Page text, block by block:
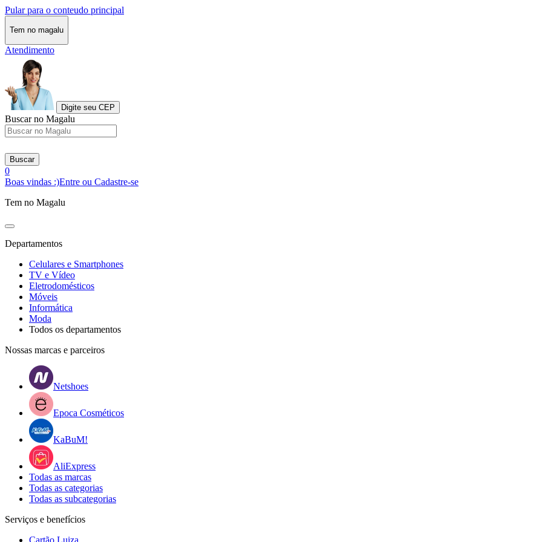
Pular para o conteudo principal
Tem no magalu
Atendimento
Digite seu CEP
Buscar no Magalu
Buscar
0
Boas vindas :)Entre ou Cadastre-se
Tem no Magalu
Departamentos
Celulares e Smartphones
TV e Vídeo
Eletrodomésticos
Móveis
Informática
Moda
Todos os departamentos
Nossas marcas e parceiros
Netshoes
Epoca Cosméticos
KaBuM!
AliExpress
Todas as marcas
Todas as categorias
Todas as subcategorias
Serviços e benefícios
Cartão Luiza